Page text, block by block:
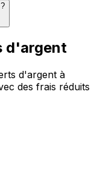
d'argent
d'argent à
des frais réduits